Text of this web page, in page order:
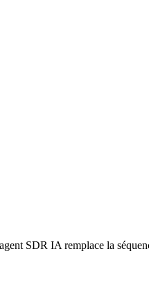
SDR IA remplace la